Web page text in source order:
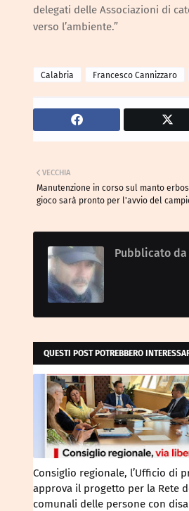
delegati delle Associazioni di
verso l’ambiente.”
Calabria Francesco Cannizzaro
VECCHIA
Manutenzione in corso sul manto
gioco sarà pronto per l'avvio del
Pubblicato da
QUESTI POST POTREBBERO
Consiglio regionale, l’Ufficio di
approva il progetto per la Rete
comunali delle persone con